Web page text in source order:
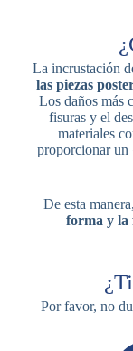
La incrustación
las piezas
Los daños más
fisuras y el
materiales
proporcionar un
De esta
forma y la
Por favor, no